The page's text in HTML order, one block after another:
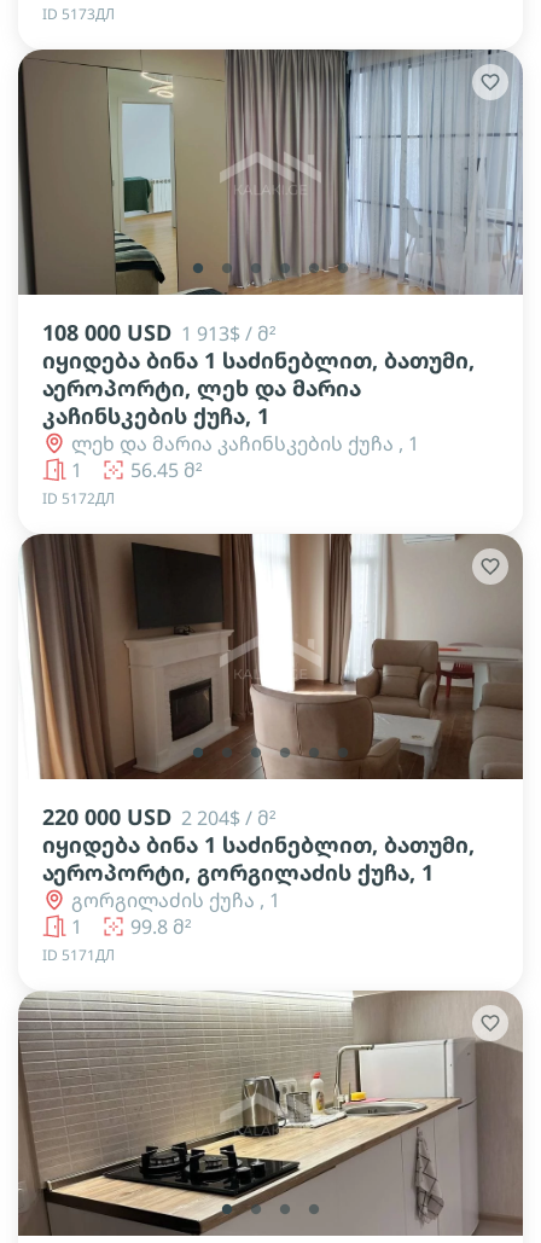
ID 5173ДЛ
lens lens lens lens lens lens
108 000 USD 1 913$ / მ²
იყიდება ბინა 1 საძინებლით, ბათუმი,
აეროპორტი, ლეხ და მარია
კაჩინსკების ქუჩა, 1
ლეხ და მარია კაჩინსკების ქუჩა , 1
1
56.45 მ²
ID 5172ДЛ
lens lens lens lens lens lens
220 000 USD 2 204$ / მ²
იყიდება ბინა 1 საძინებლით, ბათუმი,
აეროპორტი, გორგილაძის ქუჩა, 1
გორგილაძის ქუჩა , 1
1
99.8 მ²
ID 5171ДЛ
lens lens lens lens